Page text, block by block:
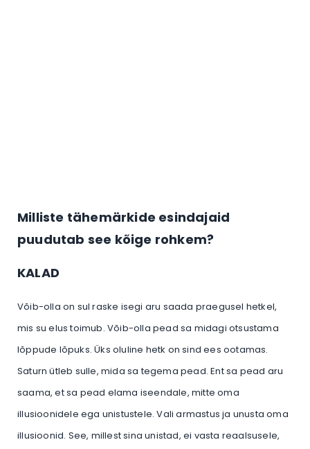
Milliste tähemärkide esindajaid
puudutab see kõige rohkem?
KALAD
Võib-olla on sul raske isegi aru saada praegusel hetkel,
mis su elus toimub. Võib-olla pead sa midagi otsustama
lõppude lõpuks. Üks oluline hetk on sind ees ootamas.
Saturn ütleb sulle, mida sa tegema pead. Ent sa pead aru
saama, et sa pead elama iseendale, mitte oma
illusioonidele ega unistustele. Vali armastus ja unusta oma
illusioonid. See, millest sina unistad, ei vasta reaalsusele,